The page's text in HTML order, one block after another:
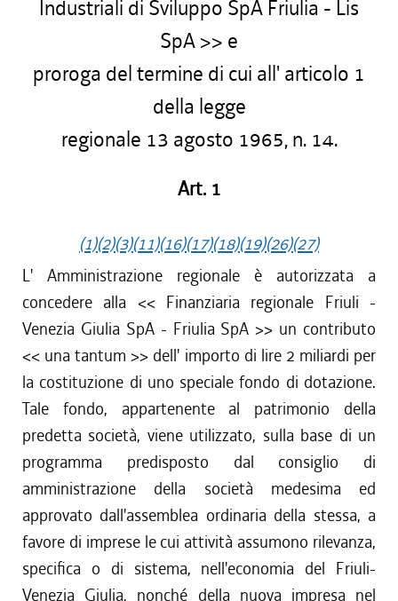
Industriali di Sviluppo SpA Friulia - Lis
SpA >> e
proroga del termine di cui all' articolo 1
della legge
regionale 13 agosto 1965, n. 14.
Art. 1
(1)(2)(3)(11)(16)(17)(18)(19)(26)(27)
L' Amministrazione regionale è autorizzata a
concedere alla << Finanziaria regionale Friuli -
Venezia Giulia SpA - Friulia SpA >> un contributo
<< una tantum >> dell' importo di lire 2 miliardi per
la costituzione di uno speciale fondo di dotazione.
Tale fondo, appartenente al patrimonio della
predetta società, viene utilizzato, sulla base di un
programma predisposto dal consiglio di
amministrazione della società medesima ed
approvato dall'assemblea ordinaria della stessa, a
favore di imprese le cui attività assumono rilevanza,
specifica o di sistema, nell'economia del Friuli-
Venezia Giulia, nonché della nuova impresa nel